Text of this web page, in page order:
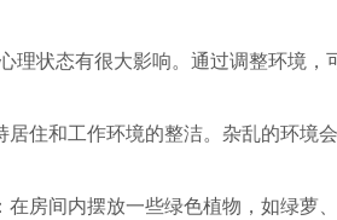
理状态有很大影响。通过调整环境，
居住和工作环境的整洁。杂乱的环境
在房间内摆放一些绿色植物，如绿萝